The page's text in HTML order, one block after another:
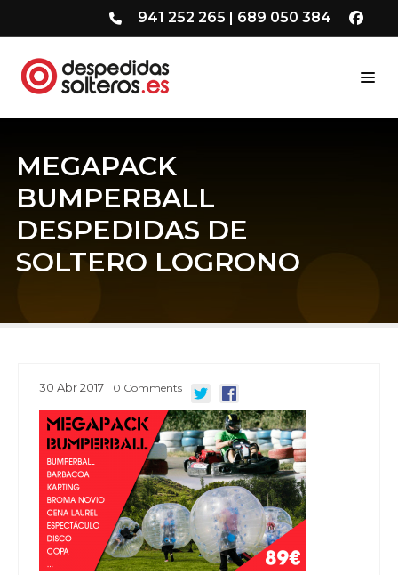
941 252 265 | 689 050 384
MEGAPACK
BUMPERBALL
DESPEDIDAS DE
SOLTERO LOGRONO
30 Abr2017 0 Comments